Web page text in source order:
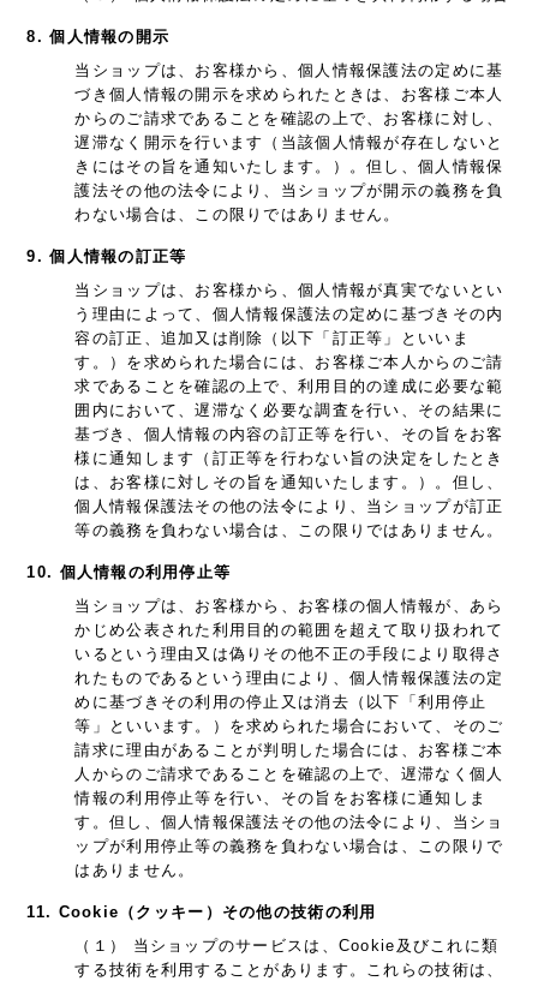
8. 個人情報の開示
当ショップは、お客様から、個人情報保護法の定めに基
づき個人情報の開示を求められたときは、お客様ご本人
からのご請求であることを確認の上で、お客様に対し、
遅滞なく開示を行います（当該個人情報が存在しないと
きにはその旨を通知いたします。）。但し、個人情報保
護法その他の法令により、当ショップが開示の義務を負
わない場合は、この限りではありません。
9. 個人情報の訂正等
当ショップは、お客様から、個人情報が真実でないとい
う理由によって、個人情報保護法の定めに基づきその内
容の訂正、追加又は削除（以下「訂正等」といいま
す。）を求められた場合には、お客様ご本人からのご請
求であることを確認の上で、利用目的の達成に必要な範
囲内において、遅滞なく必要な調査を行い、その結果に
基づき、個人情報の内容の訂正等を行い、その旨をお客
様に通知します（訂正等を行わない旨の決定をしたとき
は、お客様に対しその旨を通知いたします。）。但し、
個人情報保護法その他の法令により、当ショップが訂正
等の義務を負わない場合は、この限りではありません。
10. 個人情報の利用停止等
当ショップは、お客様から、お客様の個人情報が、あら
かじめ公表された利用目的の範囲を超えて取り扱われて
いるという理由又は偽りその他不正の手段により取得さ
れたものであるという理由により、個人情報保護法の定
めに基づきその利用の停止又は消去（以下「利用停止
等」といいます。）を求められた場合において、そのご
請求に理由があることが判明した場合には、お客様ご本
人からのご請求であることを確認の上で、遅滞なく個人
情報の利用停止等を行い、その旨をお客様に通知しま
す。但し、個人情報保護法その他の法令により、当ショ
ップが利用停止等の義務を負わない場合は、この限りで
はありません。
11. Cookie（クッキー）その他の技術の利用
（１） 当ショップのサービスは、Cookie及びこれに類
する技術を利用することがあります。これらの技術は、